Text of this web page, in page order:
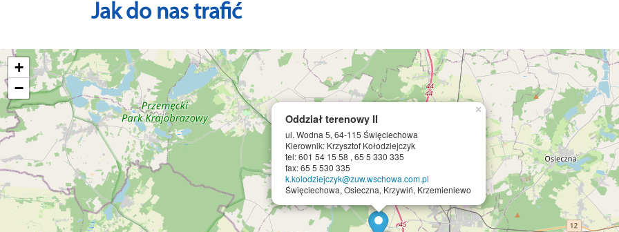
Jak do nas trafić
Oddział terenowy II
ul. Wodna 5, 64-115 Święciechowa
Kierownik: Krzysztof Kołodziejczyk
tel: 601 54 15 58 , 65 5 330 335
fax: 65 5 530 335
k.kolodziejczyk@zuw.wschowa.com.pl
Święciechowa, Osieczna, Krzywiń, Krzemieniewo
×
+
−